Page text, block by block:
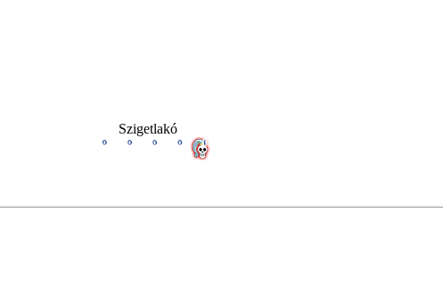
Szigetlakó